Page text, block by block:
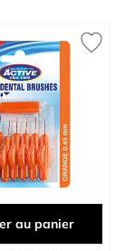
au panier